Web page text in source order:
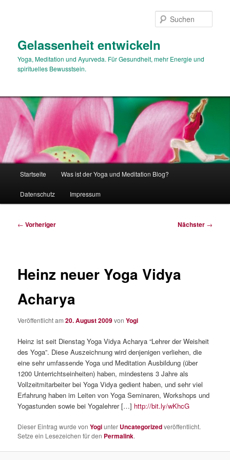
Gelassenheit entwickeln
Yoga, Meditation und Ayurveda. Für Gesundheit, mehr Energie und
spirituelles Bewusstsein.
Startseite Was ist der Yoga und Meditation Blog?
Datenschutz Impressum
Beitragsnavigation
← Vorheriger Nächster →
Heinz neuer Yoga Vidya
Acharya
Veröffentlicht am20. August 2009vonYogi
Heinz ist seit Dienstag Yoga Vidya Acharya “Lehrer der Weisheit
des Yoga”. Diese Auszeichnung wird denjenigen verliehen, die
eine sehr umfassende Yoga und Meditation Ausbildung (über
1200 Unterrichtseinheiten) haben, mindestens 3 Jahre als
Vollzeitmitarbeiter bei Yoga Vidya gedient haben, und sehr viel
Erfahrung haben im Leiten von Yoga Seminaren, Workshops und
Yogastunden sowie bei Yogalehrer […] http://bit.ly/wKhcG
Dieser Eintrag wurde vonYogiunter Uncategorizedveröffentlicht.
Setze ein Lesezeichen für den Permalink.